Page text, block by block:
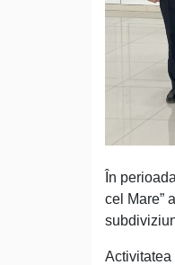
În
cel Mare”
Activitatea